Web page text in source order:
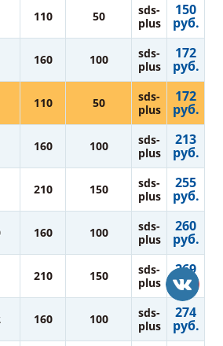
110 50
sds-
plus
150
руб.
160 100
sds-
plus
172
руб.
110 50
sds-
plus
172
руб.
160 100
sds-
plus
213
руб.
210 150
sds-
plus
255
руб.
160 100
sds-
plus
260
руб.
210 150
sds-
plus
269
руб.
160 100
sds-
plus
274
руб.